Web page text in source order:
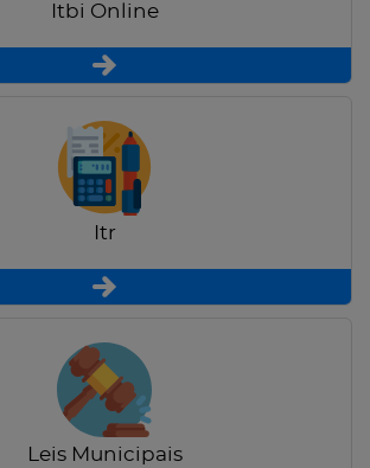
Itbi Online
Itr
Leis Municipais